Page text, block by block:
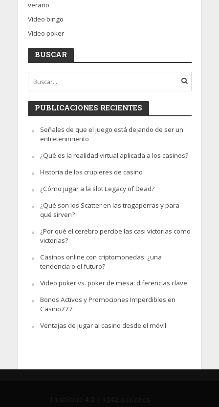
verano
Video bingo
Video poker
BUSCAR
PUBLICACIONES RECIENTES
Señales de que el juego está dejando de ser un
entretenimiento
¿Qué es la realidad virtual aplicada a los casinos?
Historia de los crupieres de casino
¿Cómo jugar a la slot Legacy of Dead?
¿Qué son los Scatter en las tragaperras y para
qué sirven?
¿Por qué el cerebro percibe las casi victorias como
victorias?
Casinos online con criptomonedas: ¿una
tendencia o el futuro?
Video poker vs. poker de mesa: diferencias clave
Bonos Activos y Promociones Imperdibles en
Casino777
Ventajas de jugar al casino desde el móvil